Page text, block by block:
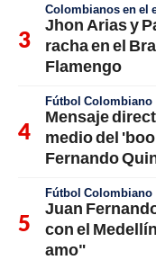
Colombianos en el
Jhon Arias y
racha en el
Flamengo
Fútbol Colombiano
Mensaje
medio del
Fernando
Fútbol Colombiano
Juan
con el
amo"